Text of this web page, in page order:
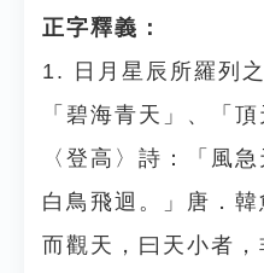
正字釋義：
1. 日月星辰所羅列
「碧海青天」、「
〈登高〉詩：「風
白鳥飛迴。」唐．
而觀天，曰天小者，